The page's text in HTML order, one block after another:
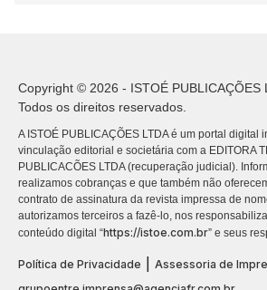
Copyright © 2026 - ISTOÉ PUBLICAÇÕES
Todos os direitos reservados.
A ISTOÉ PUBLICAÇÕES LTDA é um portal digital
vinculação editorial e societária com a EDITORA
PUBLICACÕES LTDA (recuperação judicial).
realizamos cobranças e que também não
contrato de assinatura da revista impressa de
autorizamos terceiros a fazê-lo, nos
conteúdo digital “https://istoe.com.br” e seus
Política de Privacidade
Assessoria de